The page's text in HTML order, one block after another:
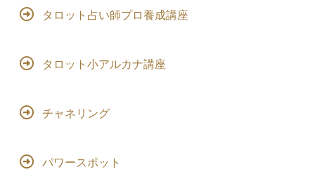
タロット占い師プロ養成講座
タロット小アルカナ講座
チャネリング
パワースポット